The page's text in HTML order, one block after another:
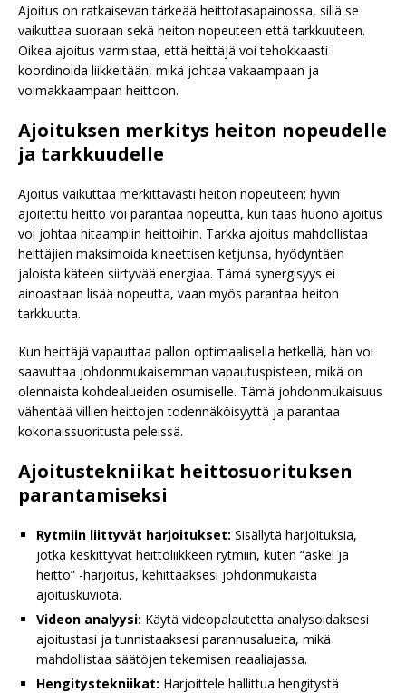
Ajoitus on ratkaisevan tärkeää heittotasapainossa, sillä se
vaikuttaa suoraan sekä heiton nopeuteen että tarkkuuteen.
Oikea ajoitus varmistaa, että heittäjä voi tehokkaasti
koordinoida liikkeitään, mikä johtaa vakaampaan ja
voimakkaampaan heittoon.
Ajoituksen merkitys heiton nopeudelle
ja tarkkuudelle
Ajoitus vaikuttaa merkittävästi heiton nopeuteen; hyvin
ajoitettu heitto voi parantaa nopeutta, kun taas huono ajoitus
voi johtaa hitaampiin heittoihin. Tarkka ajoitus mahdollistaa
heittäjien maksimoida kineettisen ketjunsa, hyödyntäen
jaloista käteen siirtyvää energiaa. Tämä synergisyys ei
ainoastaan lisää nopeutta, vaan myös parantaa heiton
tarkkuutta.
Kun heittäjä vapauttaa pallon optimaalisella hetkellä, hän voi
saavuttaa johdonmukaisemman vapautuspisteen, mikä on
olennaista kohdealueiden osumiselle. Tämä johdonmukaisuus
vähentää villien heittojen todennäköisyyttä ja parantaa
kokonaissuoritusta peleissä.
Ajoitustekniikat heittosuorituksen
parantamiseksi
Rytmiin liittyvät harjoitukset: Sisällytä harjoituksia,
jotka keskittyvät heittoliikkeen rytmiin, kuten “askel ja
heitto” -harjoitus, kehittääksesi johdonmukaista
ajoituskuviota.
Videon analyysi: Käytä videopalautetta analysoidaksesi
ajoitustasi ja tunnistaaksesi parannusalueita, mikä
mahdollistaa säätöjen tekemisen reaaliajassa.
Hengitystekniikat: Harjoittele hallittua hengitystä